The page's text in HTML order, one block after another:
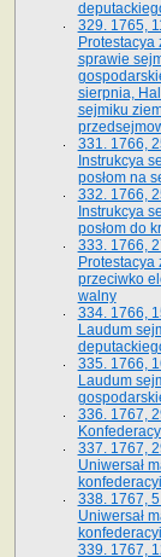
329. 1765,
sprawie
sierpnia,
sejmiku
331. 1766,
Instrukcya
posłom na
332. 1766,
Instrukcya
posłom do
333. 1766,
Protestacya
przeciwko
walny
334. 1766,
Laudum
335. 1766,
Laudum
336. 1767,
337. 1767,
Uniwersał
338. 1767,
Uniwersał
339. 1767,